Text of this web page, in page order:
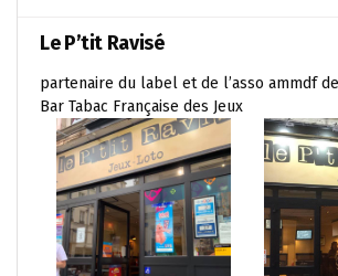
Le P’tit Ravisé
partenaire du label et de l’asso ammdf
Bar Tabac Française des Jeux